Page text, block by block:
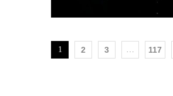
1 2 3 117